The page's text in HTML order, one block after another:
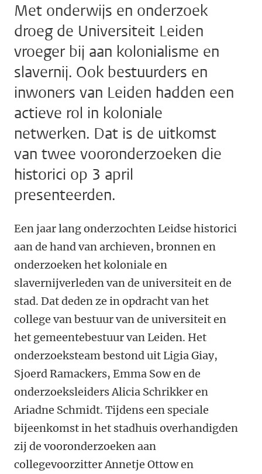
Met onderwijs en onderzoek
droeg de Universiteit Leiden
vroeger bij aan kolonialisme en
slavernij. Ook bestuurders en
inwoners van Leiden hadden een
actieve rol in koloniale
netwerken. Dat is de uitkomst
van twee vooronderzoeken die
historici op 3 april
presenteerden.
Een jaar lang onderzochten Leidse historici
aan de hand van archieven, bronnen en
onderzoeken het koloniale en
slavernijverleden van de universiteit en de
stad. Dat deden ze in opdracht van het
college van bestuur van de universiteit en
het gemeentebestuur van Leiden. Het
onderzoeksteam bestond uit Ligia Giay,
Sjoerd Ramackers, Emma Sow en de
onderzoeksleiders Alicia Schrikker en
Ariadne Schmidt. Tijdens een speciale
bijeenkomst in het stadhuis overhandigden
zij de vooronderzoeken aan
collegevoorzitter Annetje Ottow en